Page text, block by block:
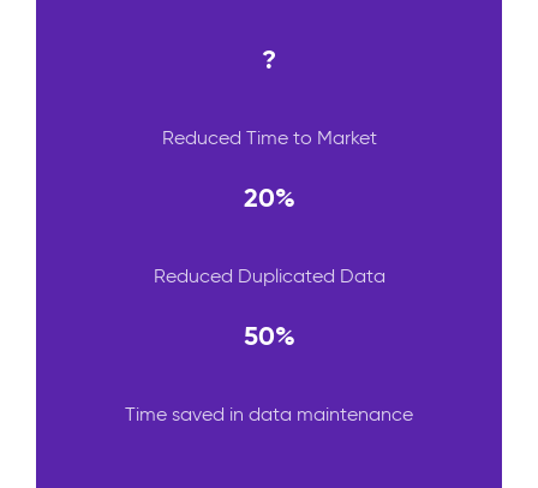
?
Reduced Time to Market
20%
Reduced Duplicated Data
50%
Time saved in data maintenance